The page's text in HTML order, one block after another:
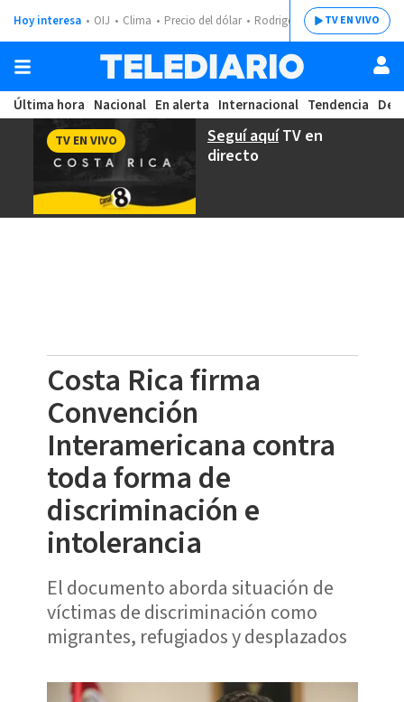
Hoy interesa OIJ Clima Precio del dólar Rodrigo ChavesTV EN VIVO
Última hora Nacional En alerta Internacional Tendencia
Seguí aquíTV en
directo
TV EN VIVO
Costa Rica firma
Convención
Interamericana contra
toda forma de
discriminación e
intolerancia
El documento aborda situación de
víctimas de discriminación como
migrantes, refugiados y desplazados